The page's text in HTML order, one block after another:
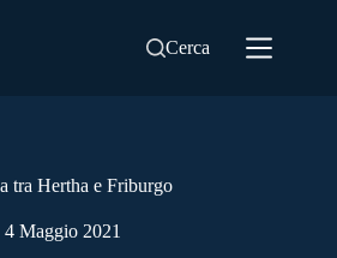
Cerca
tra Hertha e Friburgo
4 Maggio 2021